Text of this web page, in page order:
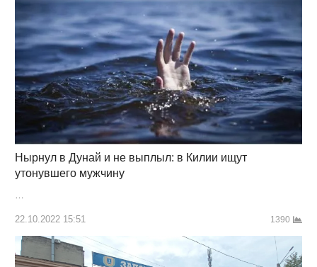
Нырнул в Дунай и не выплыл: в Килии ищут
утонувшего мужчину
…
22.10.2022 15:51 1390